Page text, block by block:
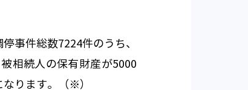
事件総数7224件のうち、
相続人の保有財産が5000
ります。（※）